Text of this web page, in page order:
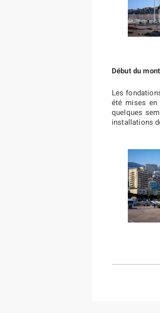
Début du
Les
été mises en
quelques
installations